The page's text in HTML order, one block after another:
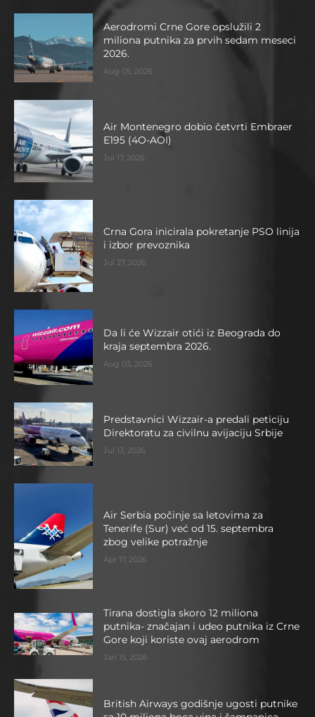
Aerodromi Crne Gore opslužili 2
miliona putnika za prvih sedam meseci
2026.
Aug 05, 2026
Air Montenegro dobio četvrti Embraer
E195 (4O-AOI)
Jul 17, 2026
Crna Gora inicirala pokretanje PSO linija
i izbor prevoznika
Jul 27, 2026
Da li će Wizzair otići iz Beograda do
kraja septembra 2026.
Aug 03, 2026
Predstavnici Wizzair-a predali peticiju
Direktoratu za civilnu avijaciju Srbije
Jul 13, 2026
Air Serbia počinje sa letovima za
Tenerife (Sur) već od 15. septembra
zbog velike potražnje
Apr 17, 2026
Tirana dostigla skoro 12 miliona
putnika- značajan i udeo putnika iz Crne
Gore koji koriste ovaj aerodrom
Jan 15, 2026
British Airways godišnje ugosti putnike